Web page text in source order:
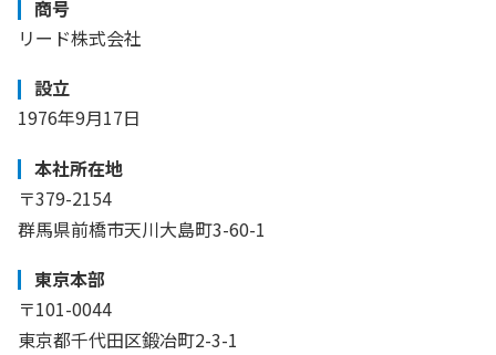
商号
リード株式会社
設立
1976年9月17日
本社所在地
〒379-2154
群馬県前橋市天川大島町3-60-1
東京本部
〒101-0044
東京都千代田区鍛冶町2-3-1